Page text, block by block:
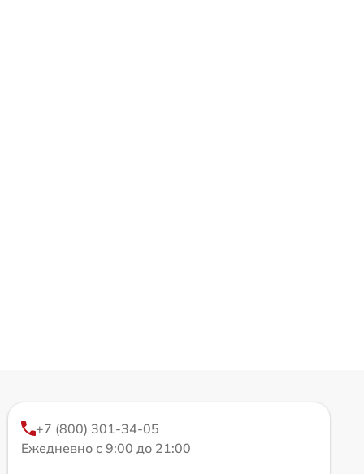
+7 (800) 301-34-05
Ежедневно с 9:00 до 21:00